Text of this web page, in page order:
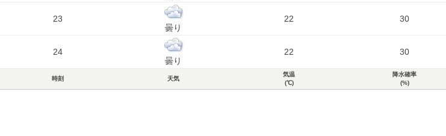
23
曇り
22 30
24
曇り
22 30
時刻 天気
気温
(℃)
降水確率
(%)